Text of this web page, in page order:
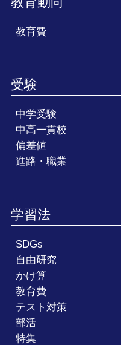
教育費
受験
中学受験
中高一貫校
偏差値
進路・職業
学習法
SDGs
自由研究
かけ算
教育費
テスト対策
部活
特集